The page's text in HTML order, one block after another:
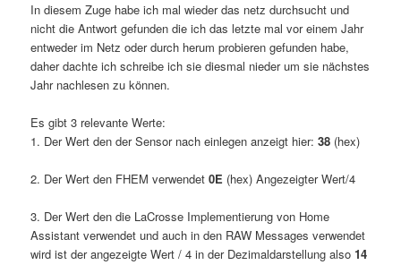
In diesem Zuge habe ich mal wieder das netz durchsucht und
nicht die Antwort gefunden die ich das letzte mal vor einem Jahr
entweder im Netz oder durch herum probieren gefunden habe,
daher dachte ich schreibe ich sie diesmal nieder um sie nächstes
Jahr nachlesen zu können.
Es gibt 3 relevante Werte:
1. Der Wert den der Sensor nach einlegen anzeigt hier:38 (hex)
2. Der Wert den FHEM verwendet0E (hex) Angezeigter Wert/4
3. Der Wert den die LaCrosse Implementierung von Home
Assistant verwendet und auch in den RAW Messages verwendet
wird ist der angezeigte Wert / 4 in der Dezimaldarstellung also14